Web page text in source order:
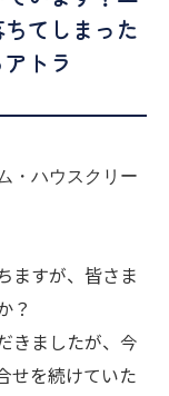
てしまった
トラ
・ハウスクリー
ますが、皆さま
？
きましたが、今
せを続けていた